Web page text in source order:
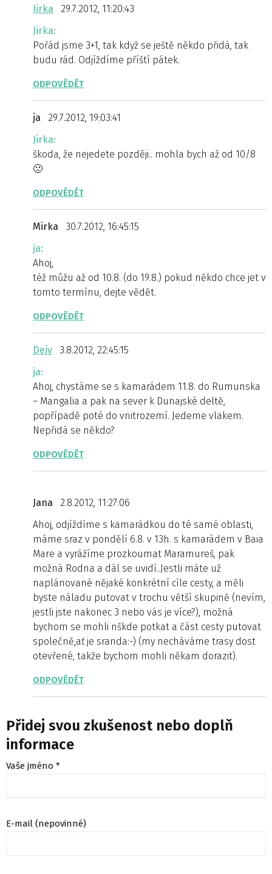
Jirka
29.7.2012, 11:20:43
Jirka:
Pořád jsme 3+1, tak když se ještě někdo přidá, tak
budu rád. Odjíždíme příští pátek.
ODPOVĚDĚT
ja
29.7.2012, 19:03:41
Jirka:
škoda, že nejedete později.. mohla bych až od 10/8
🙁
ODPOVĚDĚT
Mirka
30.7.2012, 16:45:15
ja:
Ahoj,
též můžu až od 10.8. (do 19.8.) pokud někdo chce jet v
tomto termínu, dejte vědět.
ODPOVĚDĚT
Dejv
3.8.2012, 22:45:15
ja:
Ahoj, chystáme se s kamarádem 11.8. do Rumunska
– Mangalia a pak na sever k Dunajské deltě,
popřípadě poté do vnitrozemí. Jedeme vlakem.
Nepřidá se někdo?
ODPOVĚDĚT
Jana
2.8.2012, 11:27:06
Ahoj, odjíždíme s kamarádkou do té samé oblasti,
máme sraz v pondělí 6.8. v 13h. s kamarádem v Baia
Mare a vyrážíme prozkoumat Maramureš, pak
možná Rodna a dál se uvidí..Jestli máte už
naplánované nějaké konkrétní cíle cesty, a měli
byste náladu putovat v trochu větší skupině (nevím,
jestli jste nakonec 3 nebo vás je více?), možná
bychom se mohli nškde potkat a část cesty putovat
společně,ať je sranda:-) (my necháváme trasy dost
otevřené, takže bychom mohli někam dorazit).
ODPOVĚDĚT
Přidej svou zkušenost nebo doplň
informace
Vaše jméno *
E-mail (nepovinné)